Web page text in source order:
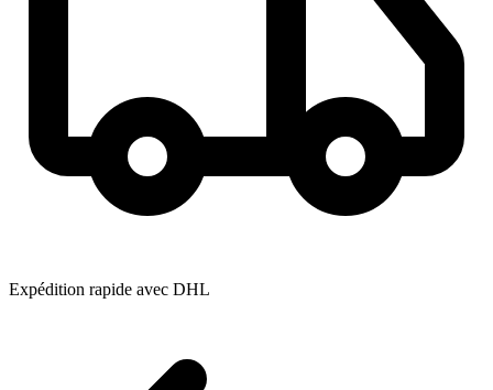
Expédition rapide avec DHL